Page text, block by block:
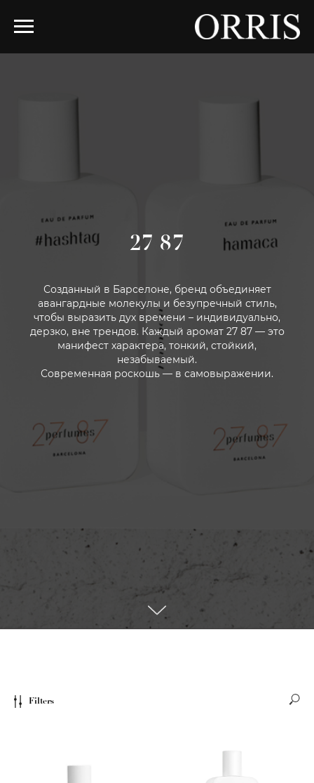
27 87
Созданный в Барселоне, бренд объединяет
авангардные молекулы и безупречный стиль,
чтобы выразить дух времени – индивидуально,
дерзко, вне трендов. Каждый аромат 27 87 — это
манифест характера, тонкий, стойкий,
незабываемый.
Современная роскошь — в самовыражении.
Filters